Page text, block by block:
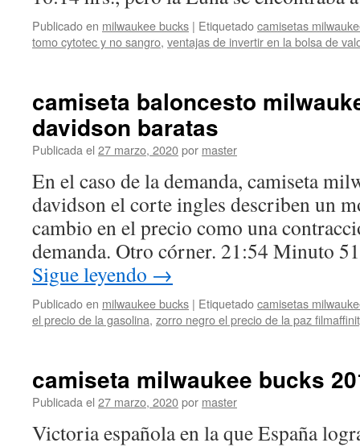
Publicado en milwaukee bucks | Etiquetadocamisetas
tomo cytotec y no sangro, ventajas de invertir en la bolsa de
camiseta baloncesto
davidson baratas
Publicada el 27 marzo, 2020por master
En el caso de la demanda, camiseta
davidson el corte ingles describen un
cambio en el precio como una
demanda. Otro córner. 21:54 Minuto
Sigue leyendo →
Publicado en milwaukee bucks | Etiquetadocamisetas
el precio de la gasolina, zorro negro el precio de la paz
camiseta milwaukee bucks
Publicada el 27 marzo, 2020por master
Victoria española en la que España